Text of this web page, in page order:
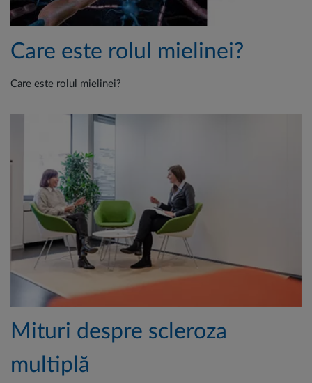
Care este rolul mielinei?
Care este rolul mielinei?
Mituri despre scleroza
multiplă